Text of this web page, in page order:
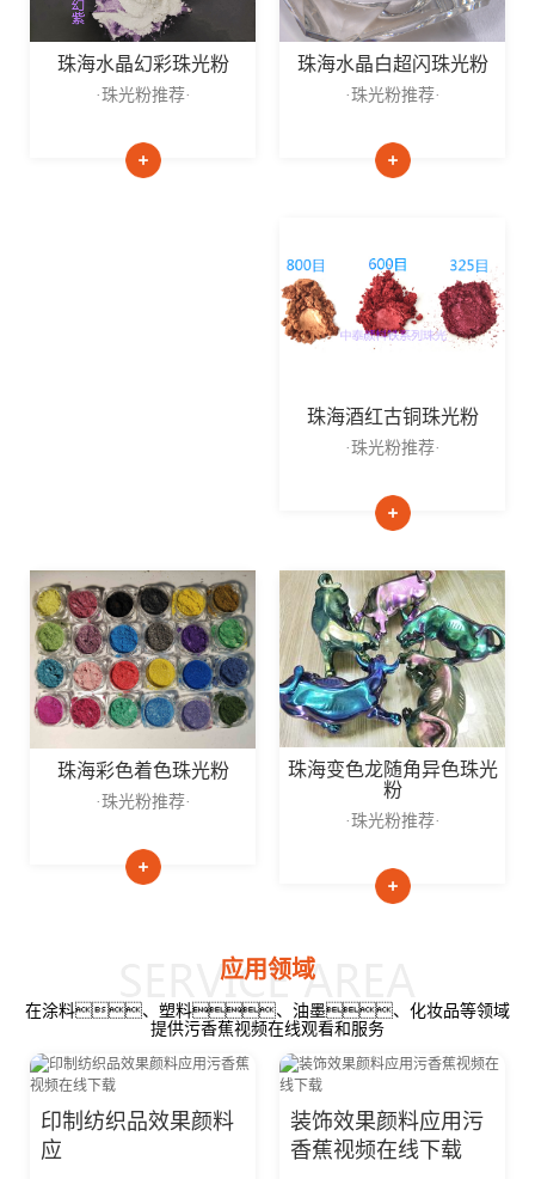
珠海水晶幻彩珠光粉
·珠光粉推荐·
珠海水晶白超闪珠光粉
·珠光粉推荐·
珠海酒红古铜珠光粉
·珠光粉推荐·
珠海彩色着色珠光粉
·珠光粉推荐·
珠海变色龙随角异色珠光
粉
·珠光粉推荐·
应用领域
在涂料、塑料、油墨、化妆品等领域
提供污香蕉视频在线观看和服务
印制纺织品效果颜料
应
装饰效果颜料应用污
香蕉视频在线下载